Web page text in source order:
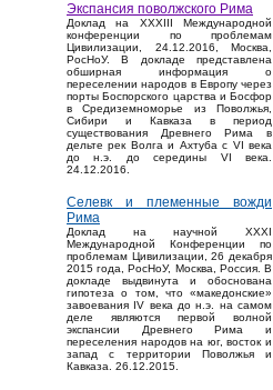
Экспансия поволжского Рима
Доклад на XXXIII Международной
конференции по проблемам
Цивилизации, 24.12.2016, Москва,
РосНоУ. В докладе представлена
обширная информация о
переселении народов в Европу через
порты Боспорского царства и Босфор
в Средиземноморье из Поволжья,
Сибири и Кавказа в период
существования Древнего Рима в
дельте рек Волга и Ахтуба с VI века
до н.э. до середины VI века.
24.12.2016.
Селевк и племенные вожди
Рима
Доклад на научной XXXI
Международной Конференции по
проблемам Цивилизации, 26 декабря
2015 года, РосНоУ, Москва, Россия. В
докладе выдвинута и обоснована
гипотеза о том, что «македонские»
завоевания IV века до н.э. на самом
деле являются первой волной
экспансии Древнего Рима и
переселения народов на юг, восток и
запад с территории Поволжья и
Кавказа. 26.12.2015.